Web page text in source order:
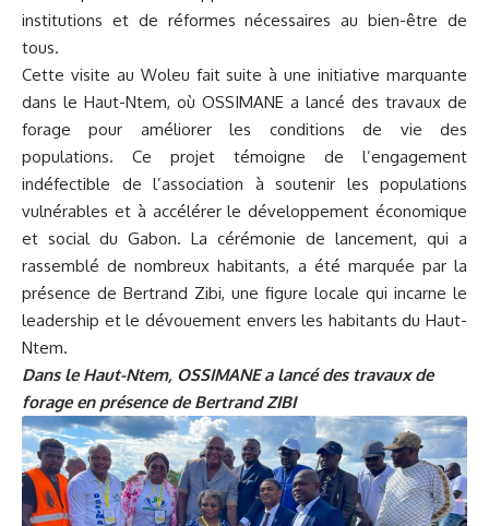
institutions et de réformes nécessaires au bien-être de
tous.
Cette visite au Woleu fait suite à une initiative marquante
dans le Haut-Ntem, où OSSIMANE a lancé des travaux de
forage pour améliorer les conditions de vie des
populations. Ce projet témoigne de l’engagement
indéfectible de l’association à soutenir les populations
vulnérables et à accélérer le développement économique
et social du Gabon. La cérémonie de lancement, qui a
rassemblé de nombreux habitants, a été marquée par la
présence de Bertrand Zibi, une figure locale qui incarne le
leadership et le dévouement envers les habitants du Haut-
Ntem.
Dans le Haut-Ntem, OSSIMANE a lancé des travaux de
forage en présence de Bertrand ZIBI